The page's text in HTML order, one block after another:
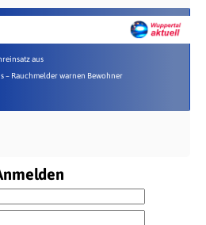
aus
– Rauchmelder warnen Bewohner